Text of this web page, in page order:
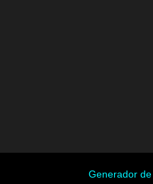
Generador